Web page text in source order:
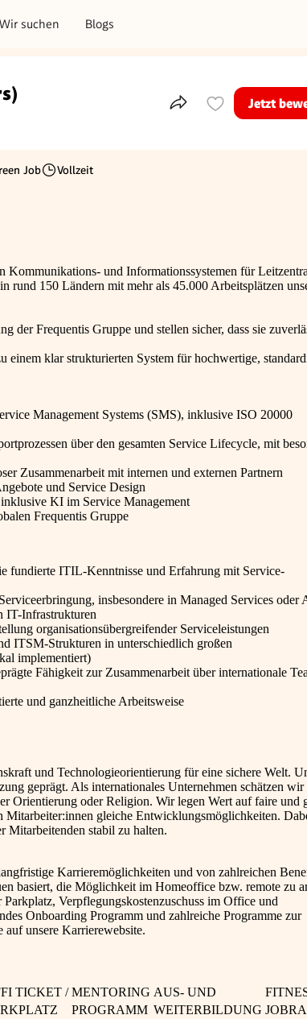
Wir suchen Blogs
Teile dieses Inserat
Jetzt
Job
Beschäftigungsart
Vollzeit
und Informationssystemen für
rund 150 Ländern mit mehr als 45.000 Arbeitsplätzen
der Frequentis Gruppe und stellen sicher, dass sie
einem klar strukturierten System für hochwertige,
Management Systems (SMS), inklusive ISO 20000
über den gesamten Service Lifecycle, mit
Zusammenarbeit mit internen und externen Partnern
und Service Design
KI im Service Management
Frequentis Gruppe
fundierte ITIL-Kenntnisse und Erfahrung mit Service-
insbesondere in Managed Services oder
IT-Infrastrukturen
organisationsübergreifender Serviceleistungen
ITSM-Strukturen in unterschiedlich großen
implementiert)
Fähigkeit zur Zusammenarbeit über internationale
und ganzheitliche Arbeitsweise
und Technologieorientierung für eine sichere Welt.
geprägt. Als internationales Unternehmen schätzen wir
Orientierung oder Religion. Wir legen Wert auf faire und
gleiche Entwicklungsmöglichkeiten.
Mitarbeitenden stabil zu halten.
Karrieremöglichkeiten und von zahlreichen
basiert, die Möglichkeit im Homeoffice bzw. remote zu
Verpflegungskostenzuschuss im Office und
Onboarding Programm und zahlreiche Programme zur
unsere Karrierewebsite.
TICKET / MENTORING AUS- UND
PROGRAMM WEITERBILDUNG